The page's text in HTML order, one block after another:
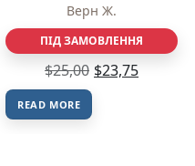
Верн Ж.
ПІД ЗАМОВЛЕННЯ
$25,00 $23,75
READ MORE